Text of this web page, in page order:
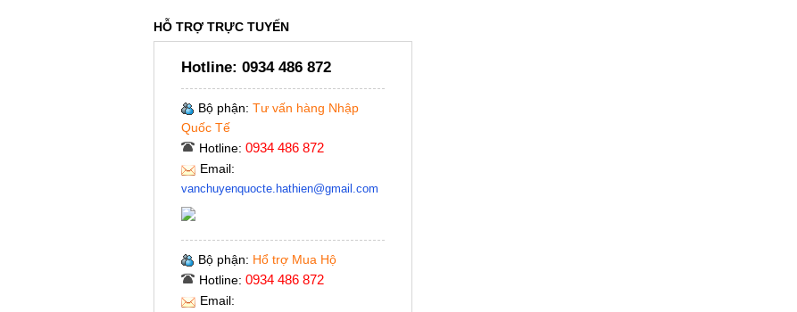
HỖ TRỢ TRỰC TUYẾN
Hotline: 0934 486 872
Bộ phận: Tư vấn hàng Nhập
Quốc Tế
Hotline: 0934 486 872
Email:
vanchuyenquocte.hathien@gmail.com
Bộ phận: Hổ trợ Mua Hộ
Hotline: 0934 486 872
Email: